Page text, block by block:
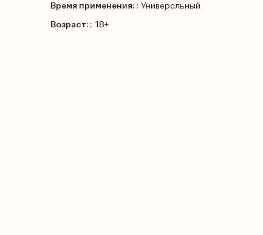
Время применения: : Универсльный
Возраст: : 18+